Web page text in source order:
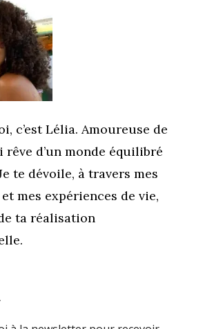
c’est Lélia. Amoureuse de
rêve d’un monde équilibré
te dévoile, à travers mes
mes expériences de vie,
ta réalisation